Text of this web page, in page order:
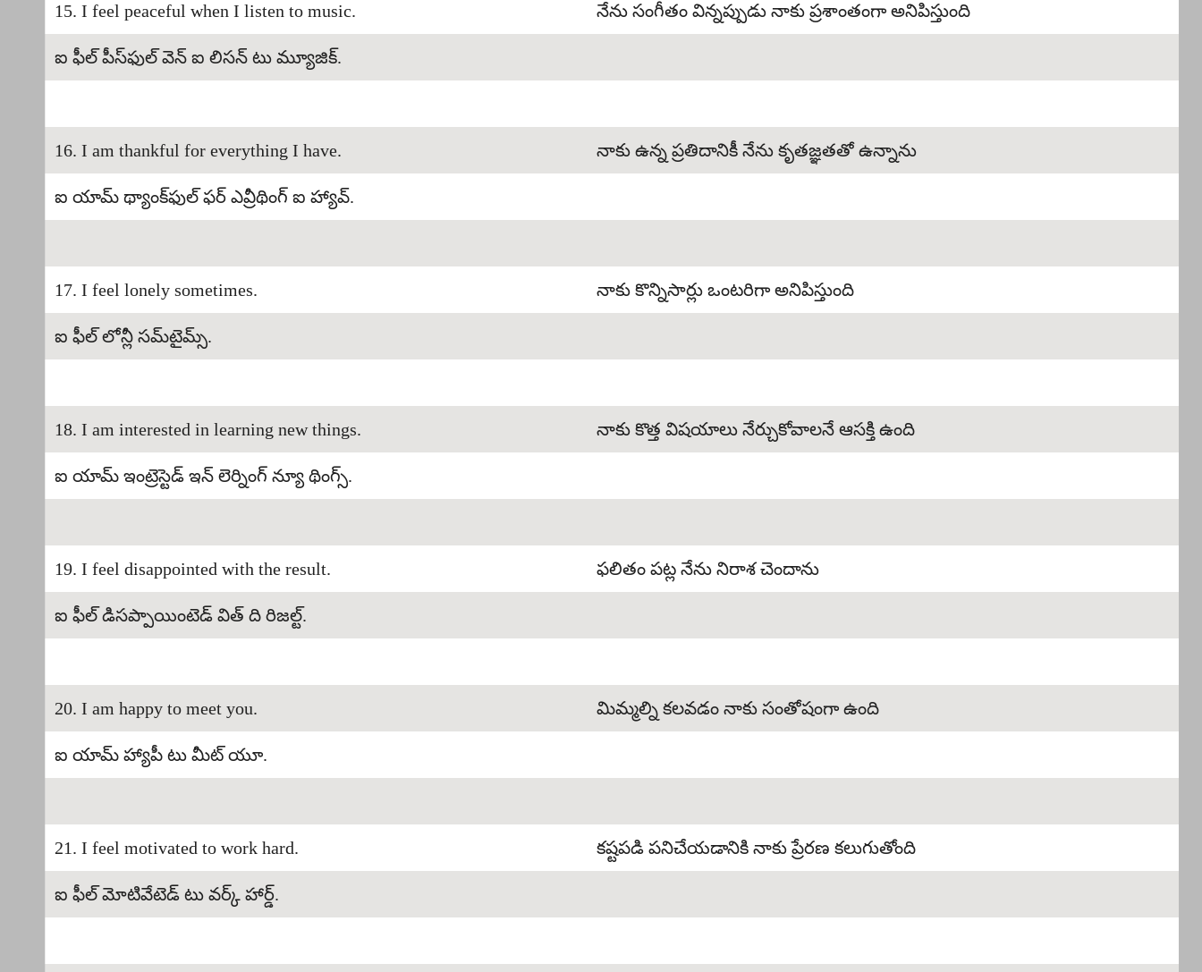
15. I feel peaceful when I listen to music. నేను సంగీతం విన్నప్పుడు నాకు ప్రశాంతంగా అనిపిస్తుంది
ఐ ఫీల్ పీస్‌ఫుల్ వెన్ ఐ లిసన్ టు మ్యూజిక్.
16. I am thankful for everything I have. నాకు ఉన్న ప్రతిదానికీ నేను కృతజ్ఞతతో ఉన్నాను
ఐ యామ్ థ్యాంక్‌ఫుల్ ఫర్ ఎవ్రీథింగ్ ఐ హ్యావ్.
17. I feel lonely sometimes. నాకు కొన్నిసార్లు ఒంటరిగా అనిపిస్తుంది
ఐ ఫీల్ లోన్లీ సమ్‌టైమ్స్.
18. I am interested in learning new things. నాకు కొత్త విషయాలు నేర్చుకోవాలనే ఆసక్తి ఉంది
ఐ యామ్ ఇంట్రెస్టెడ్ ఇన్ లెర్నింగ్ న్యూ థింగ్స్.
19. I feel disappointed with the result. ఫలితం పట్ల నేను నిరాశ చెందాను
ఐ ఫీల్ డిసప్పాయింటెడ్ విత్ ది రిజల్ట్.
20. I am happy to meet you. మిమ్మల్ని కలవడం నాకు సంతోషంగా ఉంది
ఐ యామ్ హ్యాపీ టు మీట్ యూ.
21. I feel motivated to work hard. కష్టపడి పనిచేయడానికి నాకు ప్రేరణ కలుగుతోంది
ఐ ఫీల్ మోటివేటెడ్ టు వర్క్ హార్డ్.